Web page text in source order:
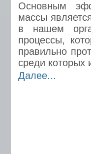
Основным
массы
в нашем
процессы,
правильно
среди которых
Далее...